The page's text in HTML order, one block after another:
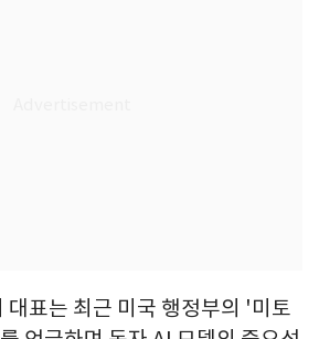
대표는 최근 미국 행정부의 '미토